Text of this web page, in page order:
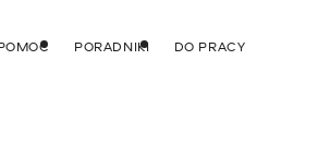
PORADNIKI DO PRACY